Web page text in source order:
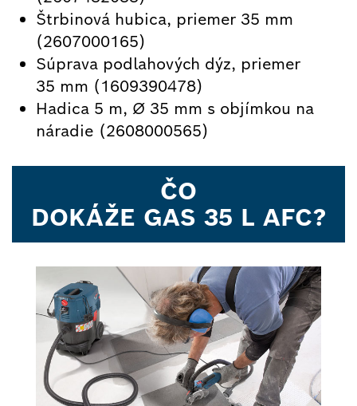
Štrbinová hubica, priemer 35 mm
(2607000165)
Súprava podlahových dýz, priemer
35 mm (1609390478)
Hadica 5 m, Ø 35 mm s objímkou na
náradie (2608000565)
ČO
DOKÁŽE GAS 35 L AFC?